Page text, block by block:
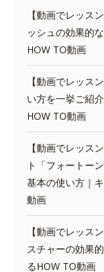
【動画でレッス
ッシュの効果的
HOW TO動画
【動画でレッス
い方を一挙ご紹
HOW TO動画
【動画でレッス
ト「フォートー
基本の使い方｜
動画
【動画でレッス
スチャーの効果
るHOW TO動画